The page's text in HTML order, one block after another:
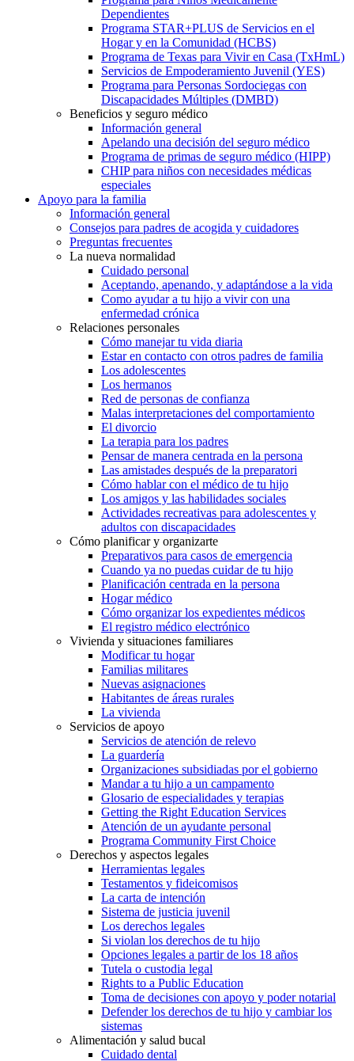
Dependientes
Programa STAR+PLUS de Servicios en el
Hogar y en la Comunidad (HCBS)
Programa de Texas para Vivir en Casa (TxHmL)
Servicios de Empoderamiento Juvenil (YES)
Programa para Personas Sordociegas con
Discapacidades Múltiples (DMBD)
Beneficios y seguro médico
Información general
Apelando una decisión del seguro médico
Programa de primas de seguro médico (HIPP)
CHIP para niños con necesidades médicas
especiales
Apoyo para la familia
Información general
Consejos para padres de acogida y cuidadores
Preguntas frecuentes
La nueva normalidad
Cuidado personal
Aceptando, apenando, y adaptándose a la vida
Como ayudar a tu hijo a vivir con una
enfermedad crónica
Relaciones personales
Cómo manejar tu vida diaria
Estar en contacto con otros padres de familia
Los adolescentes
Los hermanos
Red de personas de confianza
Malas interpretaciones del comportamiento
El divorcio
La terapia para los padres
Pensar de manera centrada en la persona
Las amistades después de la preparatori
Cómo hablar con el médico de tu hijo
Los amigos y las habilidades sociales
Actividades recreativas para adolescentes y
adultos con discapacidades
Cómo planificar y organizarte
Preparativos para casos de emergencia
Cuando ya no puedas cuidar de tu hijo
Planificación centrada en la persona
Hogar médico
Cómo organizar los expedientes médicos
El registro médico electrónico
Vivienda y situaciones familiares
Modificar tu hogar
Familias militares
Nuevas asignaciones
Habitantes de áreas rurales
La vivienda
Servicios de apoyo
Servicios de atención de relevo
La guardería
Organizaciones subsidiadas por el gobierno
Mandar a tu hijo a un campamento
Glosario de especialidades y terapias
Getting the Right Education Services
Atención de un ayudante personal
Programa Community First Choice
Derechos y aspectos legales
Herramientas legales
Testamentos y fideicomisos
La carta de intención
Sistema de justicia juvenil
Los derechos legales
Si violan los derechos de tu hijo
Opciones legales a partir de los 18 años
Tutela o custodia legal
Rights to a Public Education
Toma de decisiones con apoyo y poder notarial
Defender los derechos de tu hijo y cambiar los
sistemas
Alimentación y salud bucal
Cuidado dental